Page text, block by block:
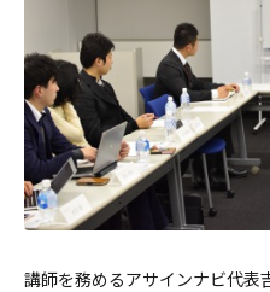
講師を務めるアサインナビ代表